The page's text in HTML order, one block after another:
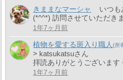
きままなマーシャ
いつ
(*^^*) 訪問させていただき
1年7ヶ月前
植物を愛する斑入り職人
> katsukatsuさん
拝読ありがとうございます
1年7ヶ月前